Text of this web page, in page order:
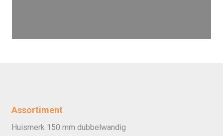
Assortiment
Huismerk 150 mm dubbelwandig